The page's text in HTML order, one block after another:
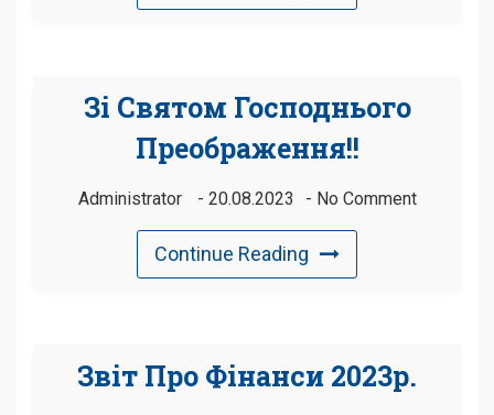
Зі Святом Господнього
Преображення!!
Administrator 20.08.2023 No Comment
Continue Reading
Звіт Про Фінанси 2023р.